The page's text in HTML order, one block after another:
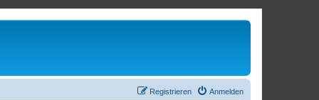
Anmelden
Registrieren